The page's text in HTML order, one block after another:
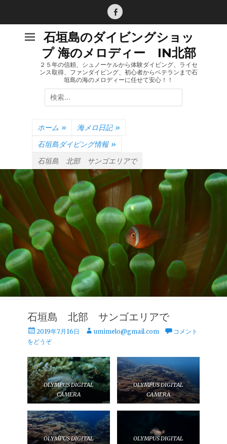
Facebook
石垣島のダイビングショッ
プ 海のメロディー IN北部
２５年の信頼、シュノーケルから体験ダイビング、ライセ
ンス取得、ファンダイビング、初心者からベテランまで石
垣島の海のメロディーに任せて安心！！
検
索:
ホーム » 海メロ日記 »
石垣島ダイビング情報 »
石垣島 北部 サンゴエリアで
石垣島 北部 サンゴエリアで
投
稿
2019年7月16日
投 umimelo@gmail.com
コメント
をどうぞ
OLYMPUS DIGITAL
CAMERA
OLYMPUS DIGITAL
CAMERA
OLYMPUS DIGITAL
OLYMPUS DIGITAL